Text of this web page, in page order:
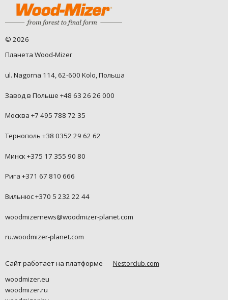
© 2026
Планета Wood-Mizer
ul. Nagorna 114, 62-600 Kolo, Польша
Завод в Польше +48 63 26 26 000
Москва +7 495 788 72 35
Тернополь +38 0352 29 62 62
Минск +375 17 355 90 80
Рига +371 67 810 666
Вильнюс +370 5 232 22 44
woodmizernews@woodmizer-planet.com
ru.woodmizer-planet.com
Сайт работает на платформе Nestorclub.com
woodmizer.eu
woodmizer.ru